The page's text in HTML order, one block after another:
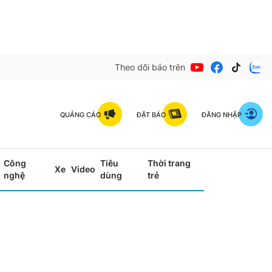
Theo dõi báo trên
QUẢNG CÁO ĐẶT BÁO ĐĂNG NHẬP
Công
nghệ
Xe Video
Tiêu
dùng
Thời trang
trẻ